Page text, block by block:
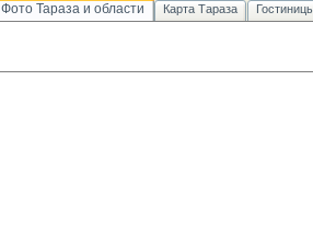
Фото Тараза и области Карта Тараза